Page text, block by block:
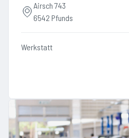
Airsch 743
6542 Pfunds
Werkstatt